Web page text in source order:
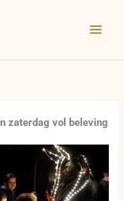
zaterdag vol beleving